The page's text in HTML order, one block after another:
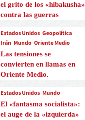
el grito de los «hibakusha»
contra las guerras
Estados Unidos Geopolítica
Irán Mundo Oriente Medio
Las tensiones se
convierten en llamas en
Oriente Medio.
Estados Unidos Mundo
El «fantasma socialista»:
el auge de la «izquierda»